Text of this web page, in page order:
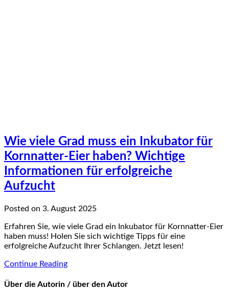
Wie viele Grad muss ein Inkubator für
Kornnatter-Eier haben? Wichtige
Informationen für erfolgreiche
Aufzucht
Posted on 3. August 2025
Erfahren Sie, wie viele Grad ein Inkubator für Kornnatter-Eier
haben muss! Holen Sie sich wichtige Tipps für eine
erfolgreiche Aufzucht Ihrer Schlangen. Jetzt lesen!
Continue Reading
Über die Autorin / über den Autor